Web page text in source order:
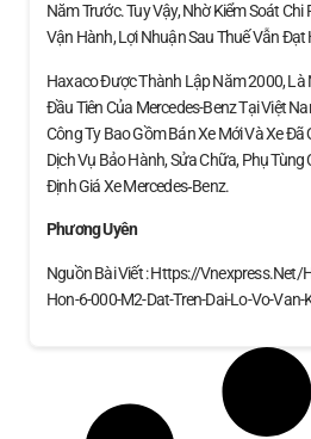
Năm Trước. Tuy Vậy, Nhờ Kiểm Soát Chi
Vận Hành, Lợi Nhuận Sau Thuế Vẫn Đạt
Haxaco Được Thành Lập Năm 2000, Là
Đầu Tiên Của Mercedes-Benz Tại Việt
Công Ty Bao Gồm Bán Xe Mới Và Xe Đã
Dịch Vụ Bảo Hành, Sửa Chữa, Phụ Tùng
Định Giá Xe Mercedes‑Benz.
Phương Uyên
Nguồn Bài Viết : Https://vnexpress.net/
Hon-6-000-M2-Dat-Tren-Dai-Lo-Vo-